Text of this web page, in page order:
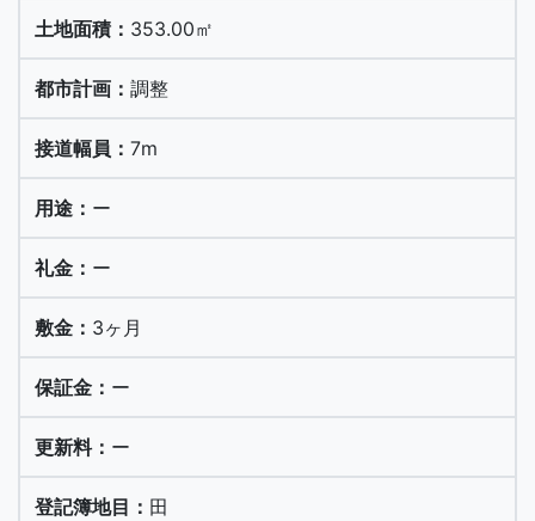
353.00㎡
調整
7m
ー
ー
3ヶ月
ー
ー
田